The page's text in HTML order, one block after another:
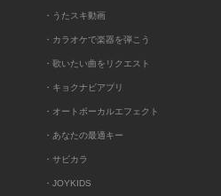
・うたスキ動画
・カラオケで楽器を弾こう
・歌いたい曲をリクエスト
・キョクナビアプリ
・オートボーカルエフェクト
・あなたの最適キー
・サビカラ
・JOYKIDS